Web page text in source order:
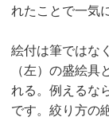
れたことで一気
絵付は筆ではな
（左）の盛絵
れる。例えるな
です。絞り方の